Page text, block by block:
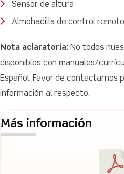
Sensor de altura
Almohadilla de control remoto
Nota aclaratoria: No todos
disponibles con manuales/
Español. Favor de contactarnos
información al respecto.
Más información